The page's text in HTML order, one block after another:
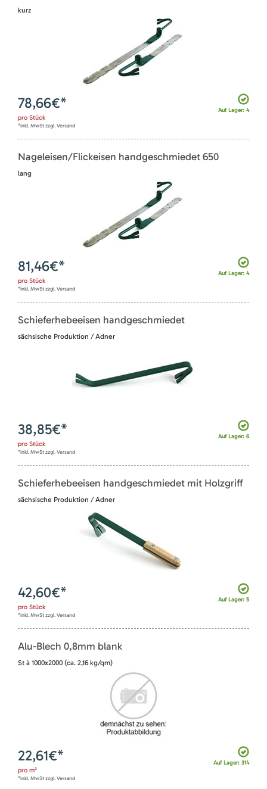
kurz
Auf Lager: 4
78,66€*
pro Stück
*inkl. MwSt zzgl. Versand
Nageleisen/Flickeisen handgeschmiedet 650
lang
Auf Lager: 4
81,46€*
pro Stück
*inkl. MwSt zzgl. Versand
Schieferhebeeisen handgeschmiedet
sächsische Produktion / Adner
Auf Lager: 6
38,85€*
pro Stück
*inkl. MwSt zzgl. Versand
Schieferhebeeisen handgeschmiedet mit Holzgriff
sächsische Produktion / Adner
Auf Lager: 5
42,60€*
pro Stück
*inkl. MwSt zzgl. Versand
Alu-Blech 0,8mm blank
St à 1000x2000 (ca. 2,16 kg/qm)
Auf Lager: 314
22,61€*
pro m²
*inkl. MwSt zzgl. Versand